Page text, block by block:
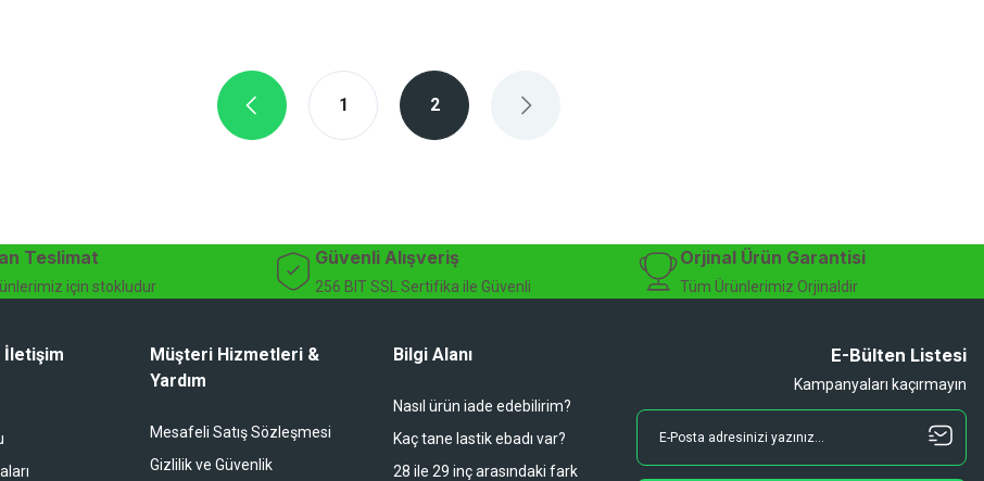
1 2
Teslimat
için stokludur
Güvenli Alışveriş
256 BIT SSL Sertifika ile Güvenli
Orjinal Ürün Garantisi
Tüm Ürünlerimiz Orjinaldir
İletişim
Müşteri Hizmetleri &
Yardım
Mesafeli Satış Sözleşmesi
Gizlilik ve Güvenlik
Bilgi Alanı
Nasıl ürün iade edebilirim?
Kaç tane lastik ebadı var?
28 ile 29 inç arasındaki fark
E-Bülten Listesi
Kampanyaları kaçırmayın